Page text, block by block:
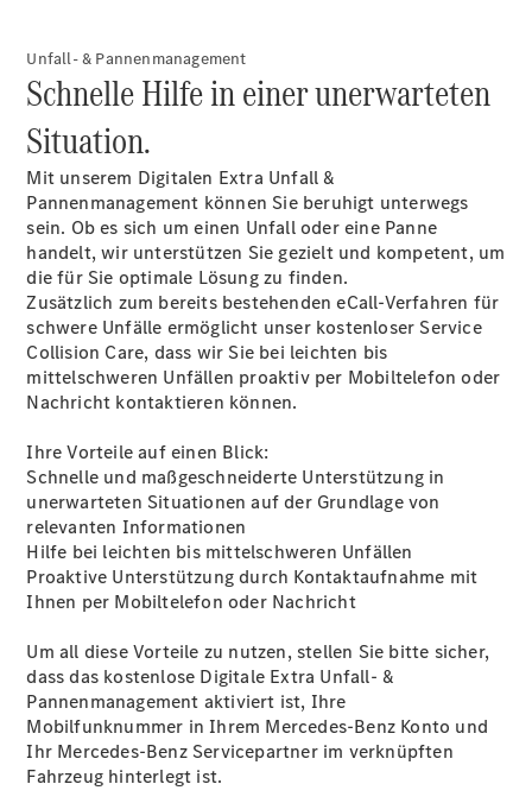
Probefahrt
Mercedes-
Benz Store
SUV & Geländewagen
Alle SUVs
EQA
Elektrisch
EQE
SUV
Elektrisch
EQS
SUV
Elektrisch
Mercedes-
Maybach
EQS SUV
Elektrisch
GLA
GLA
Neu Elektrisch
GLA Neu
GLB
GLB
GLC
Elektrisch
GLC
GLC Coupé
GLE
Neu
GLE
Unfall- & Pannenmanagement
Schnelle Hilfe in einer unerwarteten
Situation.
Mit unserem Digitalen Extra Unfall &
Pannenmanagement können Sie beruhigt unterwegs
sein. Ob es sich um einen Unfall oder eine Panne
handelt, wir unterstützen Sie gezielt und kompetent, um
die für Sie optimale Lösung zu finden.
Zusätzlich zum bereits bestehenden eCall-Verfahren für
schwere Unfälle ermöglicht unser kostenloser Service
Collision Care, dass wir Sie bei leichten bis
mittelschweren Unfällen proaktiv per Mobiltelefon oder
Nachricht kontaktieren können.
Ihre Vorteile auf einen Blick:
Schnelle und maßgeschneiderte Unterstützung in
unerwarteten Situationen auf der Grundlage von
relevanten Informationen
Hilfe bei leichten bis mittelschweren Unfällen
Proaktive Unterstützung durch Kontaktaufnahme mit
Ihnen per Mobiltelefon oder Nachricht
Um all diese Vorteile zu nutzen, stellen Sie bitte sicher,
dass das kostenlose Digitale Extra Unfall- &
Pannenmanagement aktiviert ist, Ihre
Mobilfunknummer in Ihrem Mercedes-Benz Konto und
Ihr Mercedes-Benz Servicepartner im verknüpften
Fahrzeug hinterlegt ist.